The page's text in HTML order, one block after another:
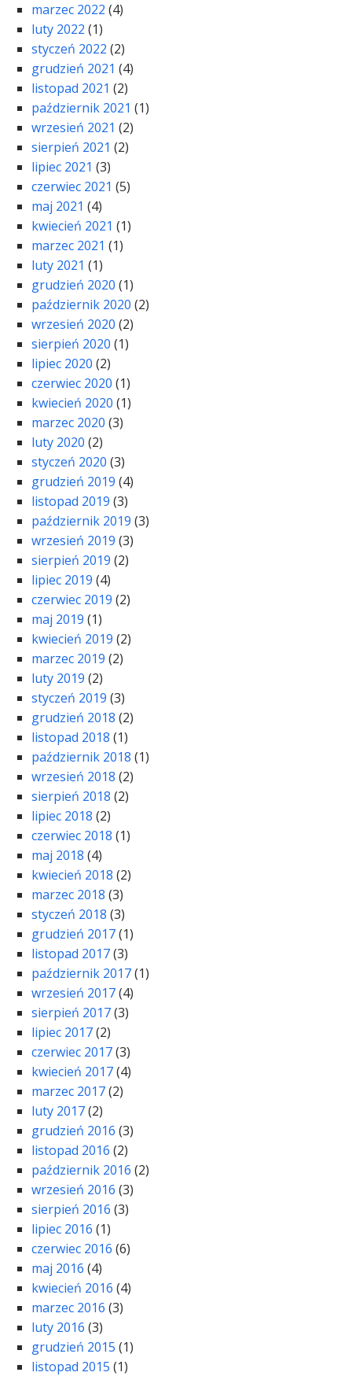
marzec 2022 (4)
luty 2022 (1)
styczeń 2022 (2)
grudzień 2021 (4)
listopad 2021 (2)
październik 2021 (1)
wrzesień 2021 (2)
sierpień 2021 (2)
lipiec 2021 (3)
czerwiec 2021 (5)
maj 2021 (4)
kwiecień 2021 (1)
marzec 2021 (1)
luty 2021 (1)
grudzień 2020 (1)
październik 2020 (2)
wrzesień 2020 (2)
sierpień 2020 (1)
lipiec 2020 (2)
czerwiec 2020 (1)
kwiecień 2020 (1)
marzec 2020 (3)
luty 2020 (2)
styczeń 2020 (3)
grudzień 2019 (4)
listopad 2019 (3)
październik 2019 (3)
wrzesień 2019 (3)
sierpień 2019 (2)
lipiec 2019 (4)
czerwiec 2019 (2)
maj 2019 (1)
kwiecień 2019 (2)
marzec 2019 (2)
luty 2019 (2)
styczeń 2019 (3)
grudzień 2018 (2)
listopad 2018 (1)
październik 2018 (1)
wrzesień 2018 (2)
sierpień 2018 (2)
lipiec 2018 (2)
czerwiec 2018 (1)
maj 2018 (4)
kwiecień 2018 (2)
marzec 2018 (3)
styczeń 2018 (3)
grudzień 2017(1)
listopad 2017(3)
październik 2017(1)
wrzesień 2017(4)
sierpień 2017(3)
lipiec 2017(2)
czerwiec 2017(3)
kwiecień 2017(4)
marzec 2017(2)
luty 2017(2)
grudzień 2016 (3)
listopad 2016 (2)
październik 2016 (2)
wrzesień 2016 (3)
sierpień 2016 (3)
lipiec 2016 (1)
czerwiec 2016 (6)
maj 2016 (4)
kwiecień 2016 (4)
marzec 2016 (3)
luty 2016 (3)
grudzień 2015 (1)
listopad 2015 (1)